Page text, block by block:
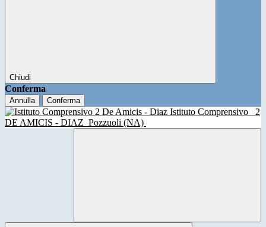
Chiudi
Conferma
Annulla Conferma
Istituto Comprensivo
2
DE AMICIS - DIAZ Pozzuoli (NA)